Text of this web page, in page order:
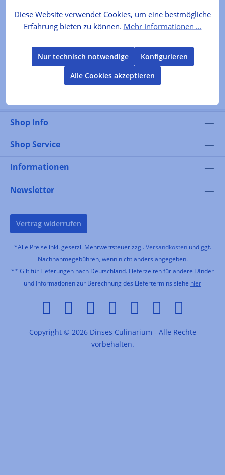
49,00 €*
Shop Info
Shop Service
Informationen
Newsletter
Vertrag widerrufen
*Alle Preise inkl. gesetzl. Mehrwertsteuer zzgl. Versandkostenund ggf.
Nachnahmegebühren, wenn nicht anders angegeben.
** Gilt für Lieferungen nach Deutschland. Lieferzeiten für andere Länder
und Informationen zur Berechnung des Liefertermins siehe hier
Copyright © 2026 Dinses Culinarium - Alle Rechte
vorbehalten.
Diese Website verwendet Cookies, um eine bestmögliche
Erfahrung bieten zu können. Mehr Informationen ...
Nur technisch notwendige
Konfigurieren
Alle Cookies akzeptieren